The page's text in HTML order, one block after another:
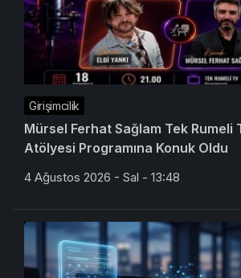
Girişimcilik
Mürsel Ferhat Sağlam Tek Rumeli
Atölyesi Programına Konuk Oldu
4 Ağustos 2026 - Sal - 13:48